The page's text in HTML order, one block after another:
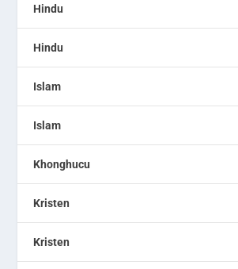
Hindu
Hindu
Islam
Islam
Khonghucu
Kristen
Kristen